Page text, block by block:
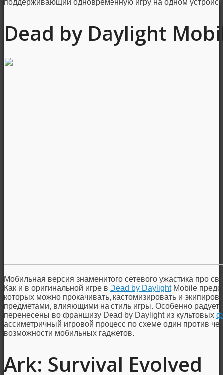
поддерживающий одновременную игру на одном
Dead by Daylight
Мобильная версия знаменитого сетевого ужастика про
Как и в оригинальной игре в Dead by DaylightMobile
которых можно прокачивать, кастомизировать и
предметами, влияющими на стиль игры. Особенно радует
перенесены во франшизу Dead by Daylight из культовых
ассиметричный игровой процесс по схеме один против
возможности мобильных гаджетов.
Ark: Survival Evolved